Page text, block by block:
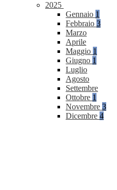
2025
Gennaio 1
Febbraio 3
Marzo
Aprile
Maggio 1
Giugno 1
Luglio
Agosto
Settembre
Ottobre 1
Novembre 3
Dicembre 4